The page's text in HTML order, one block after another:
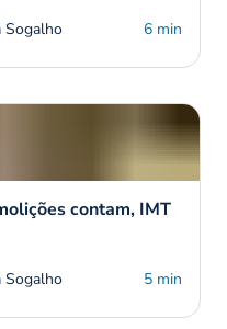
Sogalho 6 min
contam, IMT
Sogalho 5 min